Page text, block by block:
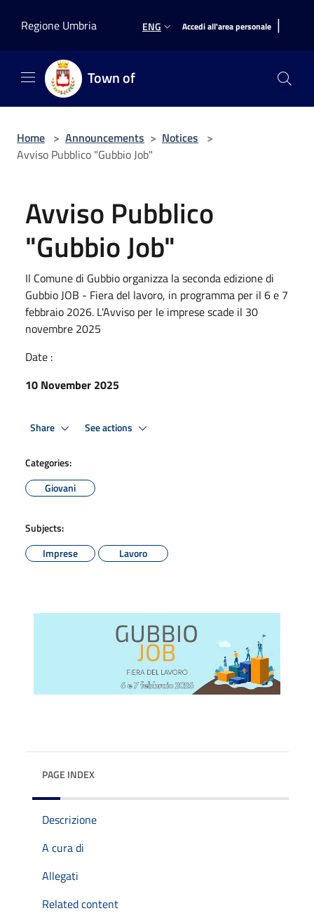
Regione Umbria
ENG Accedi all'area personale |
Town of
Home > Announcements > Notices >
Avviso Pubblico "Gubbio Job"
Avviso Pubblico
"Gubbio Job"
Il Comune di Gubbio organizza la seconda edizione di
Gubbio JOB - Fiera del lavoro, in programma per il 6 e 7
febbraio 2026. L'Avviso per le imprese scade il 30
novembre 2025
Date :
10 November 2025
Share See actions
Categories:
Giovani
Subjects:
Imprese
Lavoro
PAGE INDEX
Descrizione
A cura di
Allegati
Related content